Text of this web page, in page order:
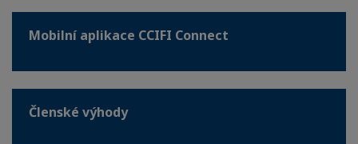
Mobilní aplikace CCIFI Connect
Členské výhody